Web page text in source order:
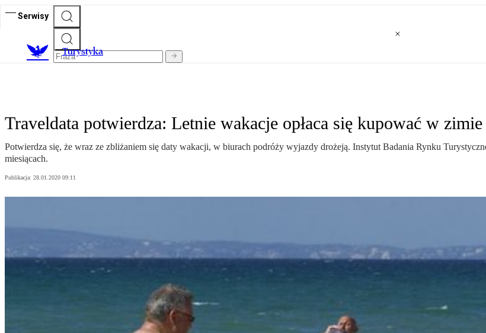
Serwisy
Turystyka
Traveldata potwierdza: Letnie wakacje opłaca się kupować w zimie
Potwierdza się, że wraz ze zbliżaniem się daty wakacji, w biurach podróży wyjazdy drożeją. Instytut Badania Rynku
miesiącach.
Publikacja: 28.01.2020 09:11